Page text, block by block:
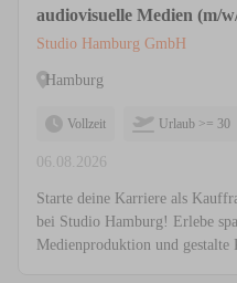
audiovisuelle Medien (m/
Studio Hamburg GmbH
Hamburg
Vollzeit Urlaub >= 30
06.08.2026
Starte deine Karriere als
bei Studio Hamburg! Erlebe
Medienproduktion und